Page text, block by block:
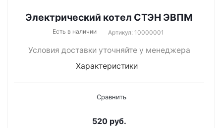
Электрический котел СТЭН ЭВПМ
Есть в наличии Артикул: 10000001
Условия доставки уточняйте у менеджера
Характеристики
Сравнить
520 руб.